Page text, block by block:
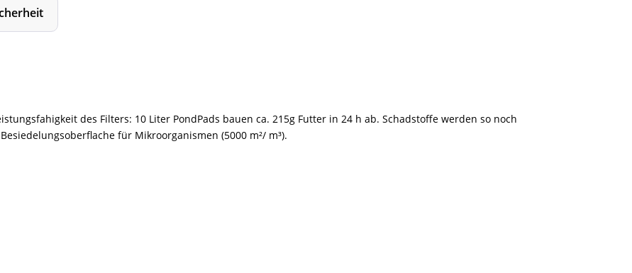
des Filters: 10 Liter PondPads bauen ca. 215g Futter in 24 h ab. Schadstoffe werden so noch
für Mikroorganismen (5000 m²/ m³).